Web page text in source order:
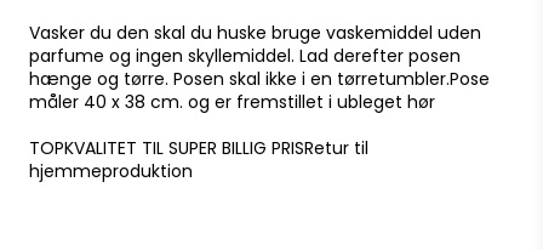
Vasker du den skal du huske bruge vaskemiddel uden
parfume og ingen skyllemiddel. Lad derefter posen
hænge og tørre. Posen skal ikke i en tørretumbler.Pose
måler 40 x 38 cm. og er fremstillet i ubleget hør
TOPKVALITET TIL SUPER BILLIG PRISRetur til
hjemmeproduktion